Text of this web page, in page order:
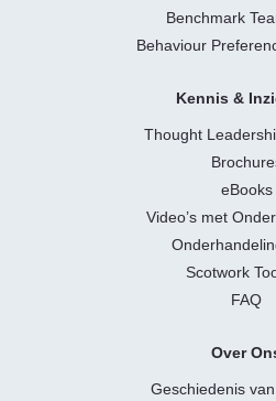
Benchmark
Behaviour
Kennis &
Thought
eBooks
Video’s met
Scotwork
FAQ
Over
Geschiedenis